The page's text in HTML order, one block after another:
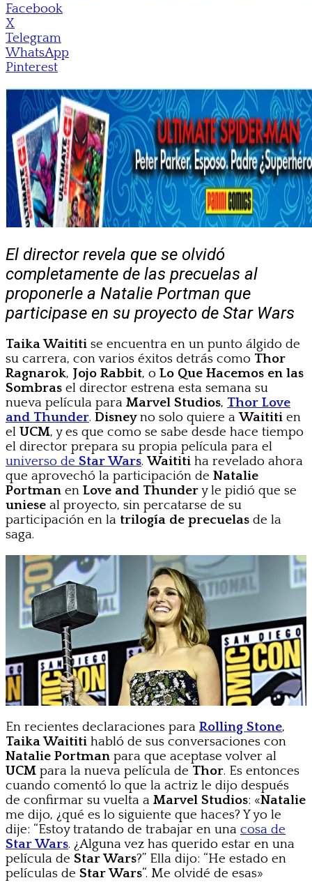
Facebook
X
Telegram
WhatsApp
Pinterest
El director revela que se olvidó
completamente de las precuelas al
proponerle a Natalie Portman que
participase en su proyecto de Star Wars
Taika Waititi se encuentra en un punto álgido de
su carrera, con varios éxitos detrás como Thor
Ragnarok, Jojo Rabbit, o Lo Que Hacemos en las
Sombras el director estrena esta semana su
nueva película para Marvel Studios, Thor Love
and Thunder. Disneyno solo quiere aWaititi en
el UCM, y es que como se sabe desde hace tiempo
el director prepara su propia película para el
universo de Star Wars.Waititi ha revelado ahora
que aprovechó la participación de Natalie
Portman en Love and Thundery le pidió que se
uniese al proyecto, sin percatarse de su
participación en la trilogía de precuelas de la
saga.
En recientes declaraciones para Rolling Stone,
Taika Waititi habló de sus conversaciones con
Natalie Portman para que aceptase volver al
UCM para la nueva película de Thor. Es entonces
cuando comentó lo que la actriz le dijo después
de confirmar su vuelta a Marvel Studios: «Natalie
me dijo, ¿qué es lo siguiente que haces? Y yo le
dije: “Estoy tratando de trabajar en una cosa de
Star Wars. ¿Alguna vez has querido estar en una
película de Star Wars?” Ella dijo: “He estado en
películas de Star Wars“. Me olvidé de esas»